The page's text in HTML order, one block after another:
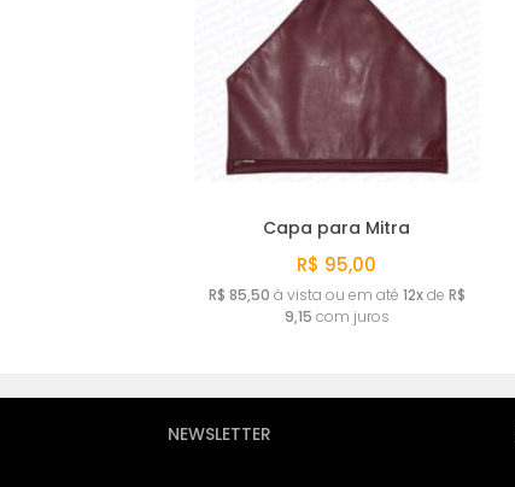
Capa para Mitra
R$ 95,00
R$ 85,50 à vista ou em até 12xde R$
9,15 com juros
NEWSLETTER